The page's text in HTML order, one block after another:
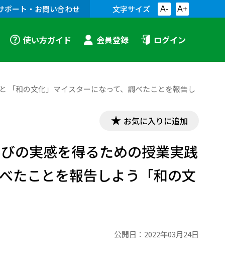
ポート・お問い合わせ 文字サイズ A- A+
使い方ガイド 会員登録 ログイン
和の文化」マイスターになって、調べたことを報告し
お気に入りに追加
の実感を得るための授業実践
たことを報告しよう「和の文
公開日： 2022年03月24日